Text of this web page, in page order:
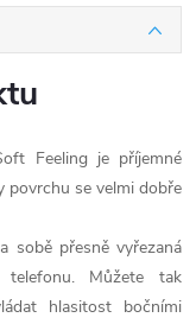
Feeling je příjemné
povrchu se velmi dobře
sobě přesně vyřezaná
Můžete tak
hlasitost bočními